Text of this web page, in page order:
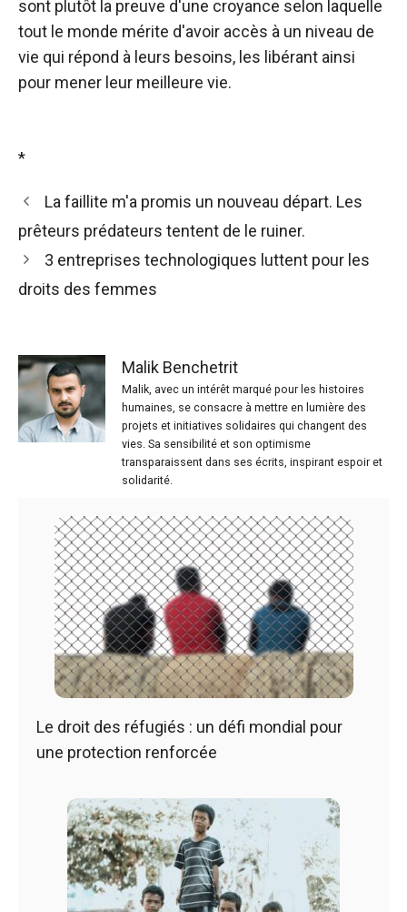
sont plutôt la preuve d'une croyance selon laquelle
tout le monde mérite d'avoir accès à un niveau de
vie qui répond à leurs besoins, les libérant ainsi
pour mener leur meilleure vie.
*
La faillite m'a promis un nouveau départ. Les
prêteurs prédateurs tentent de le ruiner.
3 entreprises technologiques luttent pour les
droits des femmes
Malik Benchetrit
Malik, avec un intérêt marqué pour les histoires
humaines, se consacre à mettre en lumière des
projets et initiatives solidaires qui changent des
vies. Sa sensibilité et son optimisme
transparaissent dans ses écrits, inspirant espoir et
solidarité.
Le droit des réfugiés : un défi mondial pour
une protection renforcée